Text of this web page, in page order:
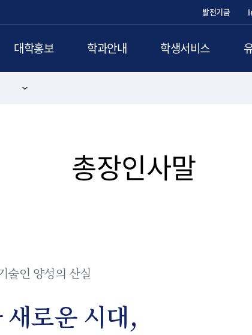
발전기금
대학홍보 학과안내 학생서비스
총장인사말
술인 양성의 산실
로운 시대,